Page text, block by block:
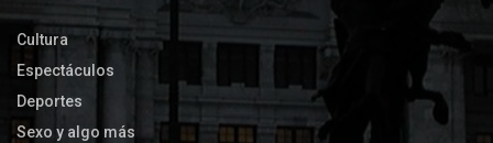
Cultura
Espectáculos
Deportes
Sexo y algo más